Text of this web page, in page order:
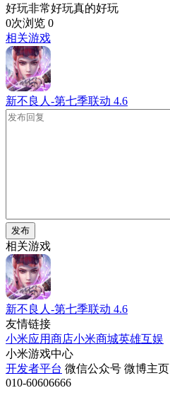
好玩非常好玩真的好玩
0次浏览 0
相关游戏
新不良人-第七季联动 4.6
发布
相关游戏
新不良人-第七季联动 4.6
友情链接
小米应用商店小米商城英雄互娱
小米游戏中心
开发者平台 微信公众号 微博主页
010-60606666